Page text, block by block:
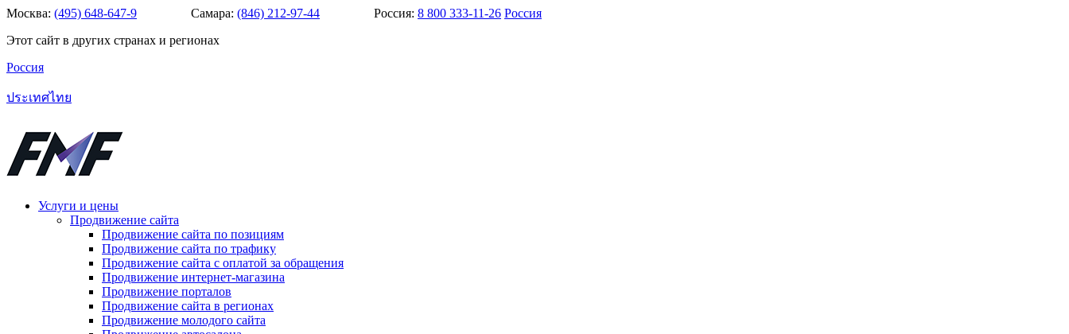
Москва: (495) 648-647-9 Самара: (846) 212-97-44 Россия: 8 800 333-11-26 Россия
Этот сайт в других странах и регионах
Россия
ประเทศไทย
Услуги и цены
Продвижение сайта
Продвижение сайта по позициям
Продвижение сайта по трафику
Продвижение сайта с оплатой за обращения
Продвижение интернет-магазина
Продвижение порталов
Продвижение сайта в регионах
Продвижение молодого сайта